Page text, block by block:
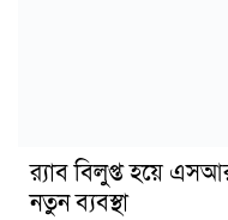
র‍্যাব বিলুপ্ত হয়ে
নতুন ব্যবস্থা